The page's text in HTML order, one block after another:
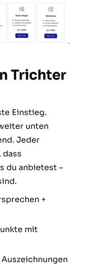
Trichter
Einstieg.
unten
Jeder
du anbietest –
+
mit